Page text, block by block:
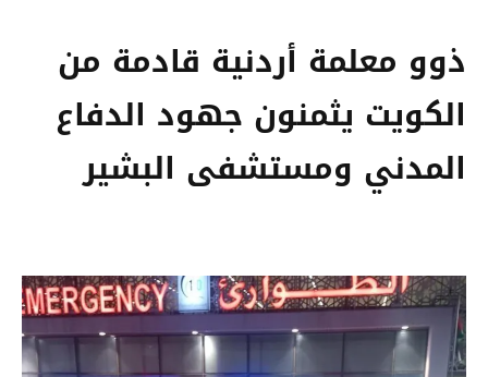
ذوو معلمة أردنية قادمة من
الكويت يثمنون جهود الدفاع
المدني ومستشفى البشير